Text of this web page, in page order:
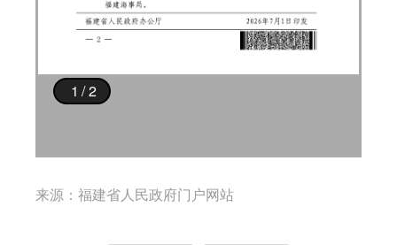
来源：福建省人民政府门户网站